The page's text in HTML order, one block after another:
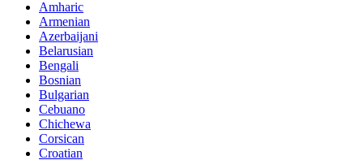
Amharic
Armenian
Azerbaijani
Belarusian
Bengali
Bosnian
Bulgarian
Cebuano
Chichewa
Corsican
Croatian